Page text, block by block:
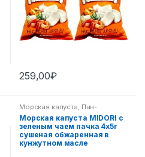
259,00₽
Морская капуста, Пан-
азиатская кухня
Морская капуста MIDORI с
зеленым чаем пачка 4х5г
сушеная обжаренная в
кунжутном масле